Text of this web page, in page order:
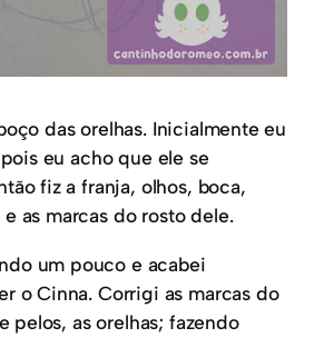
das orelhas. Inicialmente eu
eu acho que ele se
fiz a franja, olhos, boca,
as marcas do rosto dele.
um pouco e acabei
o Cinna. Corrigi as marcas do
pelos, as orelhas; fazendo